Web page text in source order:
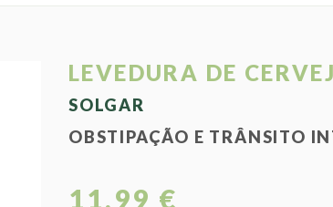
LEVEDURA DE
SOLGAR
OBSTIPAÇÃO E TRÂNSITO
11,99 €